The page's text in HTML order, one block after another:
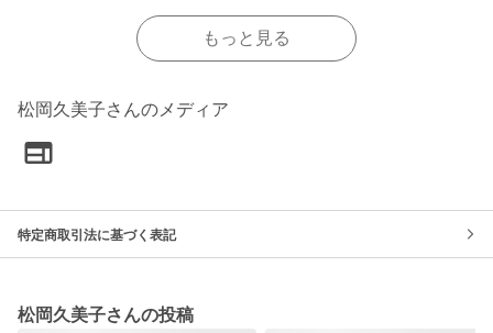
もっと見る
松岡久美子さんのメディア
特定商取引法に基づく表記
松岡久美子さんの投稿